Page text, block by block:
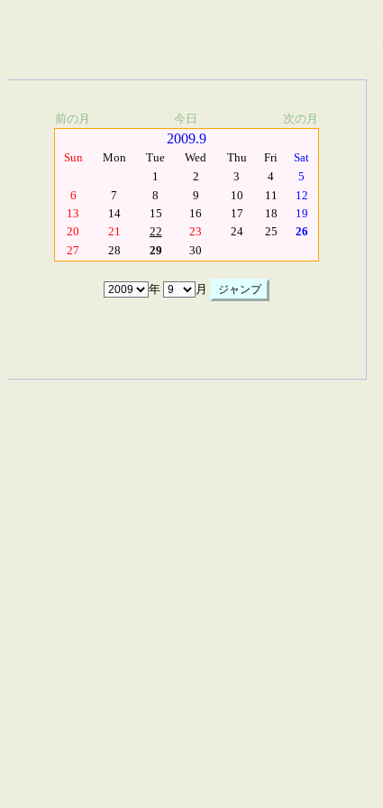
前の月 今日 次の月
2009.9
Sun Mon Tue Wed Thu Fri
Sat
1
2 3 4
5
6
7 8 9 10 11
12
13
14 15 16 17 18
19
20
21 22 23 24 25
26
27
28 29 30
年 月